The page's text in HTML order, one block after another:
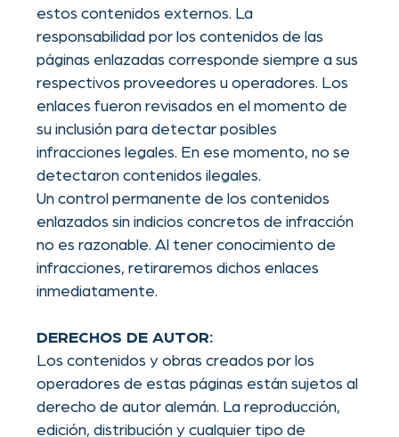
derechos de autor de terceros. En particular,
como tales. Si usted detecta una infracción
de derechos de autor, le rogamos nos lo
infracciones, eliminaremos dichos contenidos
de inmediato.